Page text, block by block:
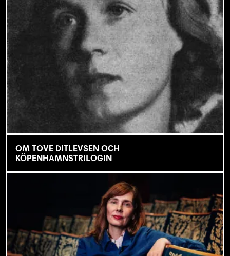
OM TOVE DITLEVSEN OCH
KÖPENHAMNSTRILOGIN